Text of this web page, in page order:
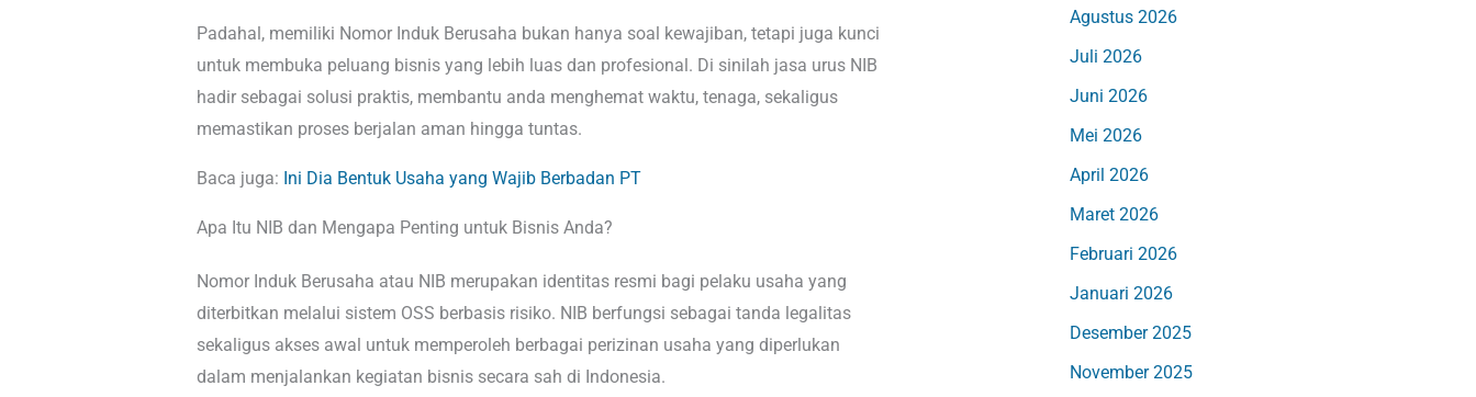
Padahal, memiliki Nomor Induk Berusaha bukan hanya soal kewajiban, tetapi juga kunci
untuk membuka peluang bisnis yang lebih luas dan profesional. Di sinilah jasa urus NIB
hadir sebagai solusi praktis, membantu anda menghemat waktu, tenaga, sekaligus
memastikan proses berjalan aman hingga tuntas.
Baca juga: Ini Dia Bentuk Usaha yang Wajib Berbadan PT
Apa Itu NIB dan Mengapa Penting untuk Bisnis Anda?
Nomor Induk Berusaha atau NIB merupakan identitas resmi bagi pelaku usaha yang
diterbitkan melalui sistem OSS berbasis risiko. NIB berfungsi sebagai tanda legalitas
sekaligus akses awal untuk memperoleh berbagai perizinan usaha yang diperlukan
dalam menjalankan kegiatan bisnis secara sah di Indonesia.
Agustus 2026
Juli 2026
Juni 2026
Mei 2026
April 2026
Maret 2026
Februari 2026
Januari 2026
Desember 2025
November 2025